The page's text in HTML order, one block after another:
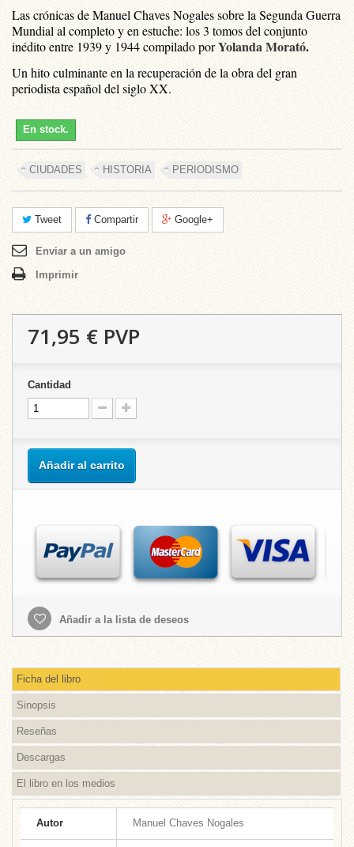
Las crónicas de Manuel Chaves Nogales sobre la Segunda Guerra
Mundial al completo y en estuche: los 3 tomos del conjunto
inédito entre 1939 y 1944 compilado porYolanda Morató.
Un hito culminante en la recuperación de la obra del gran
periodista español del siglo XX.
En stock.
CIUDADES HISTORIA PERIODISMO
Tweet Compartir Google+
Enviar a un amigo
Imprimir
71,95 € PVP
Cantidad
Añadir al carrito
Añadir a la lista de deseos
Ficha del libro
Sinopsis
Reseñas
Descargas
El libro en los medios
Autor Manuel Chaves Nogales